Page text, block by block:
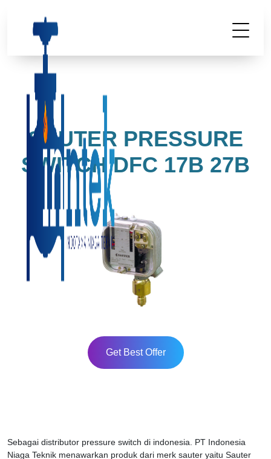
SAUTER PRESSURE
SWITCH DFC 17B 27B
Get Best Offer
Sebagai distributor pressure switch di indonesia. PT Indonesia
Niaga Teknik menawarkan produk dari merk sauter yaitu Sauter